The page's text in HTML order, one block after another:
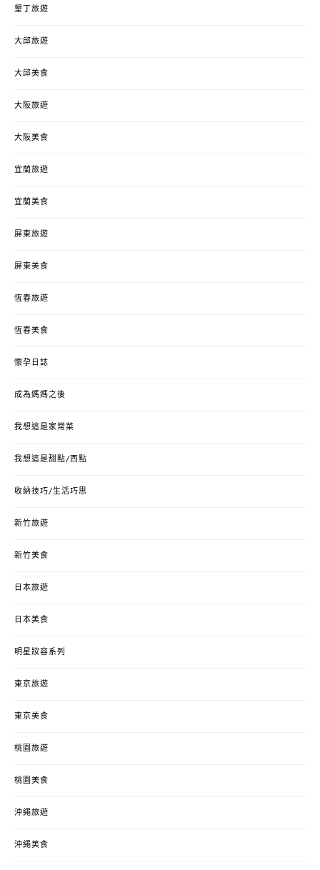
墾丁旅遊
大邱旅遊
大邱美食
大阪旅遊
大阪美食
宜蘭旅遊
宜蘭美食
屏東旅遊
屏東美食
恆春旅遊
恆春美食
懷孕日誌
成為媽媽之後
我想這是家常菜
我想這是甜點/西點
收納技巧/生活巧思
新竹旅遊
新竹美食
日本旅遊
日本美食
明星妝容系列
東京旅遊
東京美食
桃園旅遊
桃園美食
沖繩旅遊
沖繩美食